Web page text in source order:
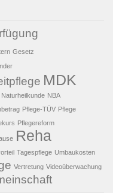
Gesetz
MDK
Naturheilkunde NBA
Pflege-TÜV Pflege
Pflegereform
Reha
Tagespflege Umbaukosten
Vertretung Videoüberwachung